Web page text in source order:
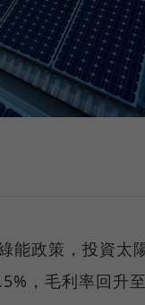
能政策，投資太
，毛利率回升